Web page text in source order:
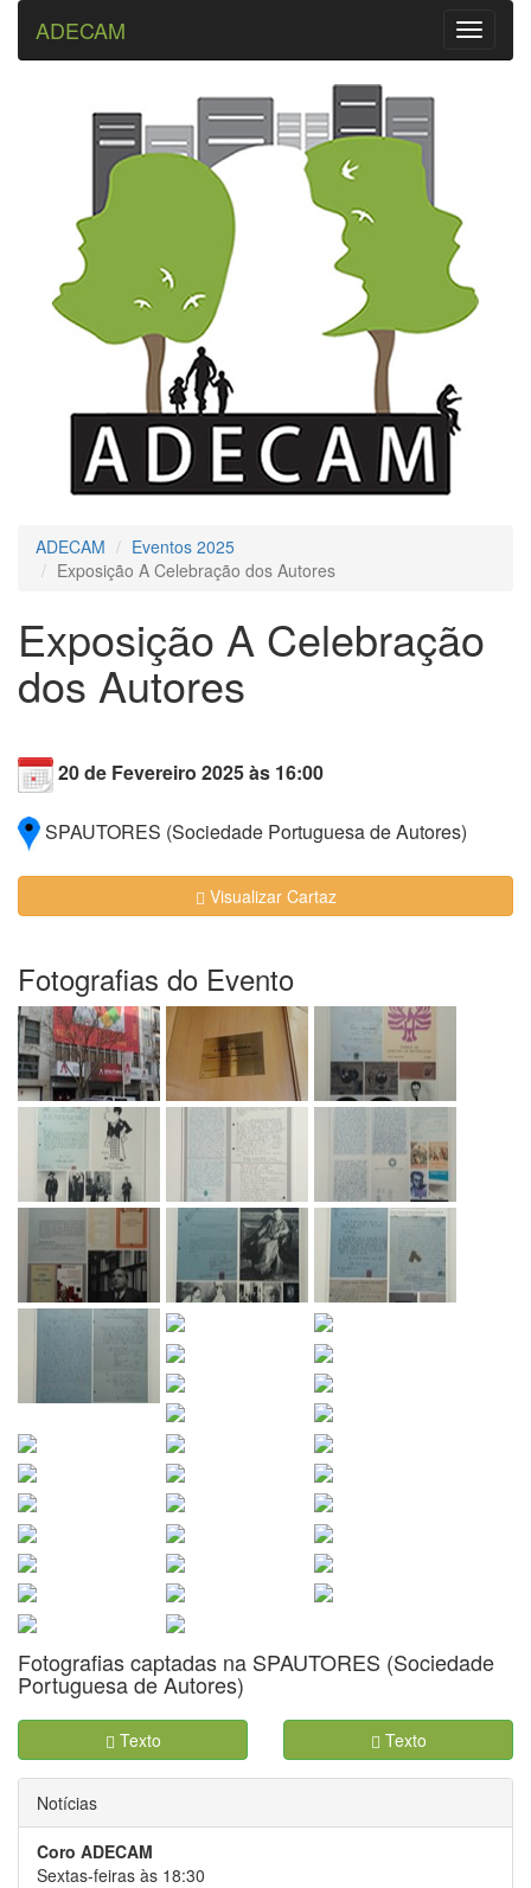
Toggle
ADECAM
ADECAM
Eventos 2025
Exposição A Celebração dos Autores
Exposição A Celebração
dos Autores
20 de Fevereiro 2025 às 16:00
SPAUTORES (Sociedade Portuguesa de Autores)
Visualizar Cartaz
Fotografias do Evento
Fotografias captadas na SPAUTORES (Sociedade
Portuguesa de Autores)
Texto Texto
Notícias
Coro ADECAM
Sextas-feiras às 18:30